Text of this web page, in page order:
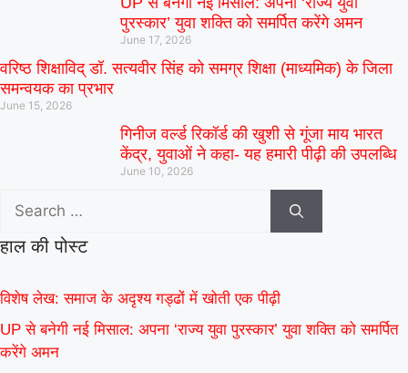
पुरस्कार’ युवा शक्ति को समर्पित करेंगे अमन
June 17, 2026
वरिष्ठ शिक्षाविद् डॉ. सत्यवीर सिंह को समग्र शिक्षा (माध्यमिक) के जिला
समन्वयक का प्रभार
June 15, 2026
गिनीज वर्ल्ड रिकॉर्ड की खुशी से गूंजा माय भारत
केंद्र, युवाओं ने कहा- यह हमारी पीढ़ी की उपलब्धि
June 10, 2026
हाल की पोस्ट
विशेष लेख: समाज के अदृश्य गड्ढों में खोती एक पीढ़ी
UP से बनेगी नई मिसाल: अपना ‘राज्य युवा पुरस्कार’ युवा शक्ति को समर्पित
करेंगे अमन